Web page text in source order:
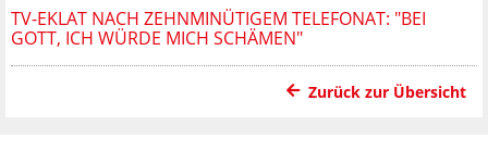
TV-EKLAT NACH ZEHNMINÜTIGEM TELEFONAT: "BEI
GOTT, ICH WÜRDE MICH SCHÄMEN"
Zurück zur Übersicht